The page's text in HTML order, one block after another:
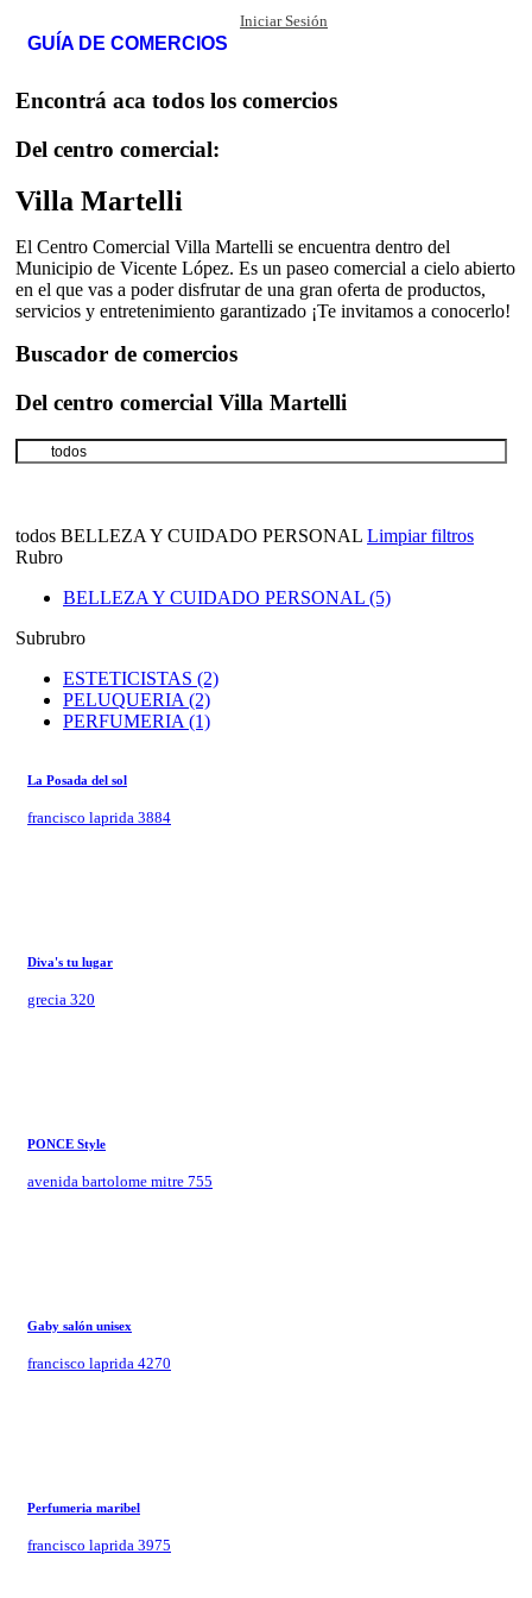
GUÍA DE COMERCIOS
Iniciar Sesión
Encontrá aca todos los comercios
Del centro comercial:
Villa Martelli
El Centro Comercial Villa Martelli se encuentra dentro del
Municipio de Vicente López. Es un paseo comercial a cielo abierto
en el que vas a poder disfrutar de una gran oferta de productos,
servicios y entretenimiento garantizado ¡Te invitamos a conocerlo!
Buscador de comercios
Del centro comercial Villa Martelli
todos BELLEZA Y CUIDADO PERSONAL Limpiar filtros
Rubro
BELLEZA Y CUIDADO PERSONAL (5)
Subrubro
ESTETICISTAS (2)
PELUQUERIA (2)
PERFUMERIA (1)
La Posada del sol
francisco laprida 3884
Diva's tu lugar
grecia 320
PONCE Style
avenida bartolome mitre 755
Gaby salón unisex
francisco laprida 4270
Perfumeria maribel
francisco laprida 3975